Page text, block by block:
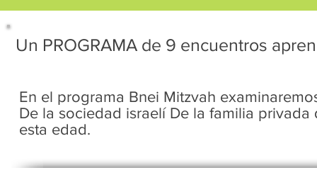
Un PROGRAMA de 9 encuentros
En el programa Bnei Mitzvah
De la sociedad israelí De la familia
esta edad.